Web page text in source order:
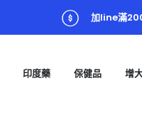
加line滿
印度藥 保健品 增